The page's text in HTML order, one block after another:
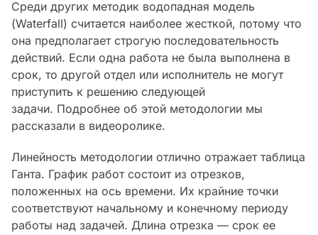
Среди других методик водопадная модель
(Waterfall) считается наиболее жесткой, потому что
она предполагает строгую последовательность
действий. Если одна работа не была выполнена в
срок, то другой отдел или исполнитель не могут
приступить к решению следующей
задачи. Подробнее об этой методологии мы
рассказали в видеоролике.
Линейность методологии отлично отражает таблица
Ганта. График работ состоит из отрезков,
положенных на ось времени. Их крайние точки
соответствуют начальному и конечному периоду
работы над задачей. Длина отрезка — срок ее